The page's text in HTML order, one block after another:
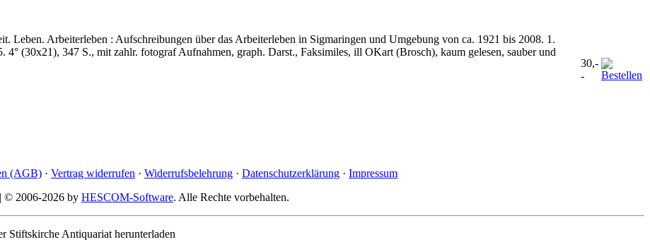
Leben. Arbeiterleben : Aufschreibungen über das Arbeiterleben in Sigmaringen und Umgebung von ca. 1921 bis 2008. 1.
(30x21), 347 S., mit zahlr. fotograf Aufnahmen, graph. Darst., Faksimiles, ill OKart (Brosch), kaum gelesen, sauber und
30,-
-
(AGB) · Vertrag widerrufen · Widerrufsbelehrung · Datenschutzerklärung · Impressum
© 2006-2026 by HESCOM-Software. Alle Rechte vorbehalten.
Stiftskirche Antiquariat herunterladen